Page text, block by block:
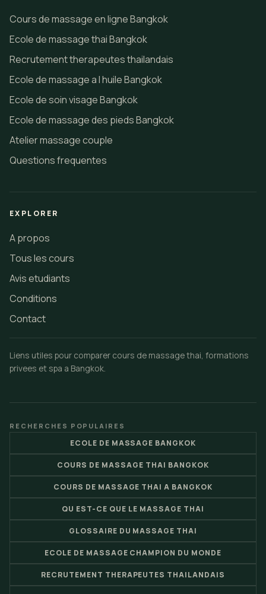
Cours de massage en ligne Bangkok
Ecole de massage thai Bangkok
Recrutement therapeutes thailandais
Ecole de massage a l huile Bangkok
Ecole de soin visage Bangkok
Ecole de massage des pieds Bangkok
Atelier massage couple
Questions frequentes
EXPLORER
A propos
Tous les cours
Avis etudiants
Conditions
Contact
Liens utiles pour comparer cours de massage thai, formations
privees et spa a Bangkok.
RECHERCHES POPULAIRES
ECOLE DE MASSAGE BANGKOK
COURS DE MASSAGE THAI BANGKOK
COURS DE MASSAGE THAI A BANGKOK
QU EST-CE QUE LE MASSAGE THAI
GLOSSAIRE DU MASSAGE THAI
ECOLE DE MASSAGE CHAMPION DU MONDE
RECRUTEMENT THERAPEUTES THAILANDAIS